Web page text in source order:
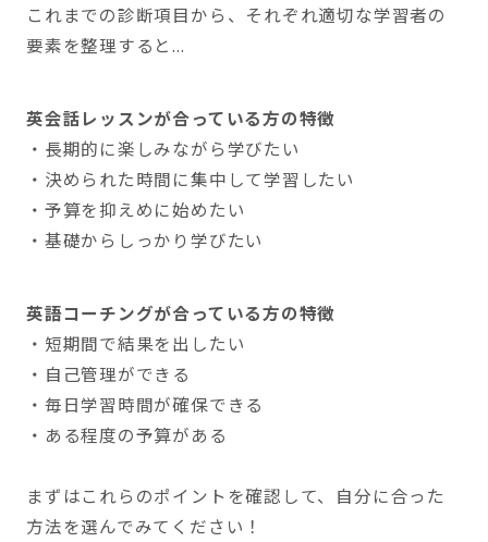
これまでの診断項目から、それぞれ適切な学習者の
要素を整理すると...
英会話レッスンが合っている方の特徴
・長期的に楽しみながら学びたい
・決められた時間に集中して学習したい
・予算を抑えめに始めたい
・基礎からしっかり学びたい
英語コーチングが合っている方の特徴
・短期間で結果を出したい
・自己管理ができる
・毎日学習時間が確保できる
・ある程度の予算がある
まずはこれらのポイントを確認して、自分に合った
方法を選んでみてください！